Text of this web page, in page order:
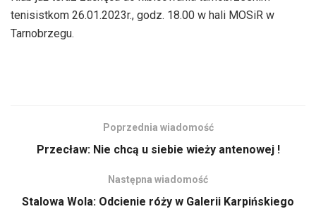
tenisistkom 26.01.2023r., godz. 18.00 w hali MOSiR w
Tarnobrzegu.
Poprzednia wiadomość
Przecław: Nie chcą u siebie wieży antenowej !
Następna wiadomość
Stalowa Wola: Odcienie róży w Galerii Karpińskiego